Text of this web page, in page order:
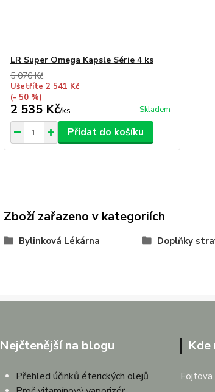
LR Super Omega Kapsle Série 4 ks
5 076 Kč
Ušetříte 2 541 Kč
(- 50 %)
2 535 Kč/ks Skladem
Přidat do košíku
Zboží zařazeno v kategoriích
Bylinková Lékárna Doplňky
Nejčtenější na blogu
Přehled účinků éterických olejů
Kde
Fojtova